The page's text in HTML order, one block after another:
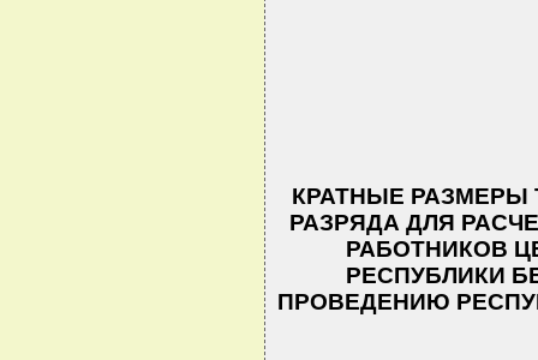
КРАТНЫЕ РАЗМЕРЫ
РАЗРЯДА ДЛЯ
РАБОТНИКОВ
РЕСПУБЛИКИ
ПРОВЕДЕНИЮ